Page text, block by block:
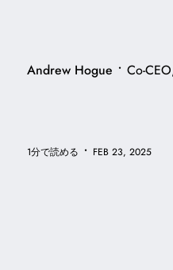
Andrew Hogue • Co-
1分で読める • FEB 23, 2025